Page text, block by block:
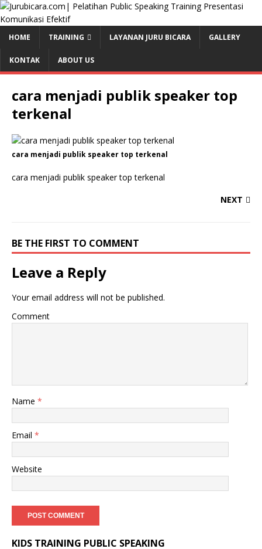
HOME TRAINING LAYANAN JURU BICARA GALLERY
KONTAK ABOUT US
cara menjadi publik speaker top
terkenal
cara menjadi publik speaker top terkenal
cara menjadi publik speaker top terkenal
NEXT
BE THE FIRST TO COMMENT
Leave a Reply
Your email address will not be published.
Comment
Name *
Email *
Website
KIDS TRAINING PUBLIC SPEAKING